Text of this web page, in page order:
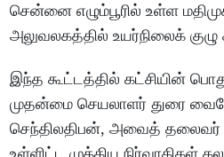
சென்னை எழும்பூரில் உள்ள
அலுவலகத்தில் உயர்நிலைக்
இந்த கூட்டத்தில் கட்சியின்
முதன்மை செயலாளர் துரை
செந்திலதிபன், அவைத்